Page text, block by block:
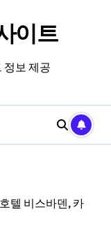
이트
정보 제공
텔 비스바덴, 카